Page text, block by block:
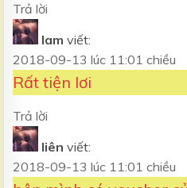
Trả lời
lam viết:
2018-09-13 lúc 11:01 chiều
Rất tiện lơi
Trả lời
liên viết:
2018-09-13 lúc 11:01 chiều